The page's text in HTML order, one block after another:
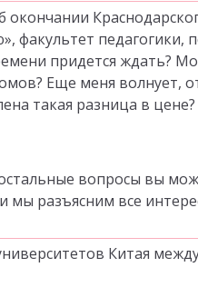
факультет педагогики,
придется ждать?
Еще меня волнует,
такая разница в
вопросы вы
мы разъясним все
Китая